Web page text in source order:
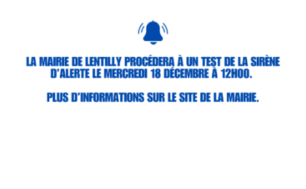
Publications
Annuaire
Évènements